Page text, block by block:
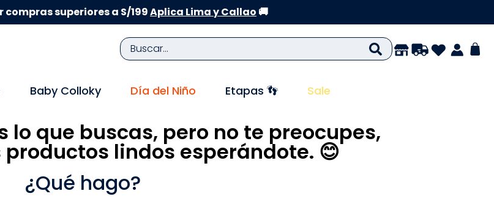
superiores a S/199Aplica Lima y Callao 🚚
Buscar...
Baby Colloky Día del Niño Etapas 👣 Sale
lo que buscas, pero no te preocupes,
lindos esperándote. 😊
¿Qué hago?
MÁS BUSCADOS
zapatillas niño
medias
sandalias niña